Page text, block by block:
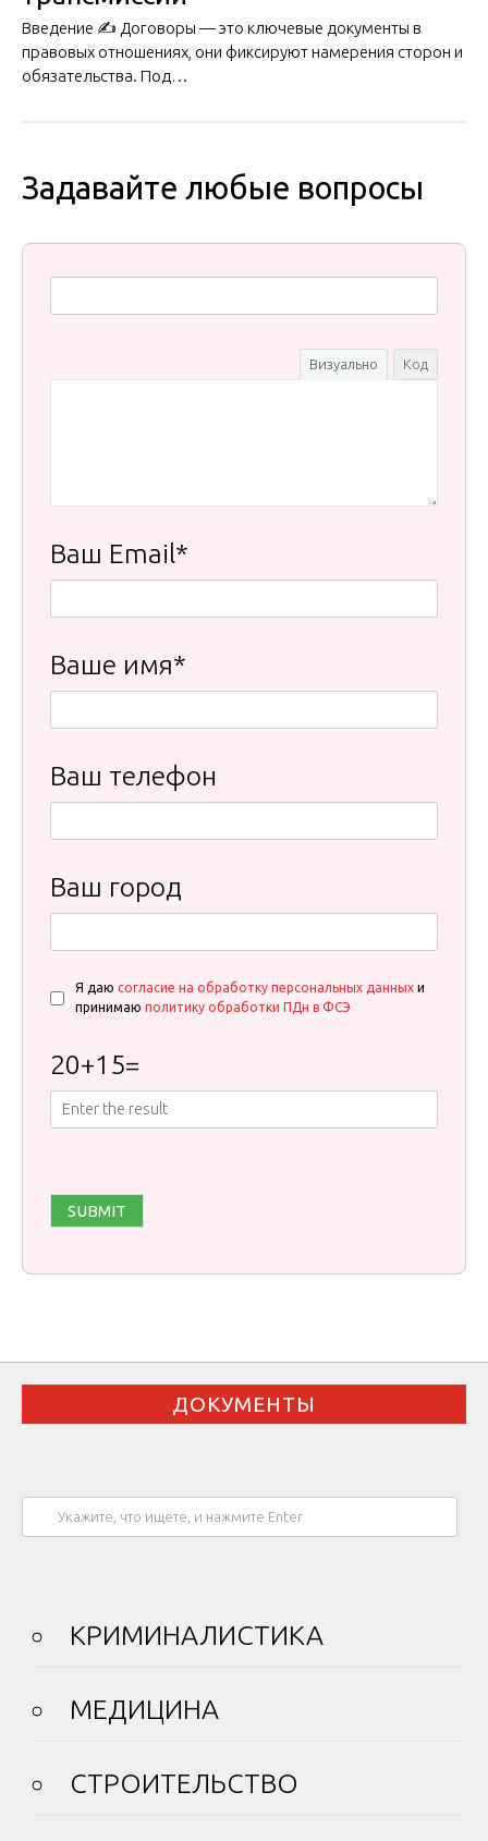
Введение ✍️ Договоры — это ключевые документы в
правовых отношениях, они фиксируют намерения сторон и
обязательства. Под…
Задавайте любые вопросы
Визуально Код
Ваш Email*
Ваше имя*
Ваш телефон
Ваш город
Я даю согласие на обработку персональных данных и
принимаю политику обработки ПДн в ФСЭ
20+15=
ДОКУМЕНТЫ
КРИМИНАЛИСТИКА
МЕДИЦИНА
СТРОИТЕЛЬСТВО